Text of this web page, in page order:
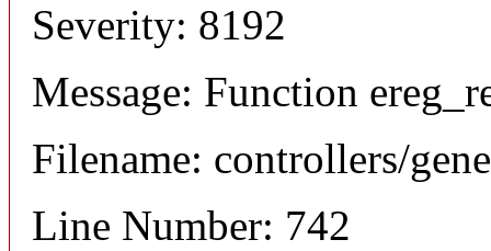
Severity: 8192
Message: Function
Filename: controllers/
Line Number: 742